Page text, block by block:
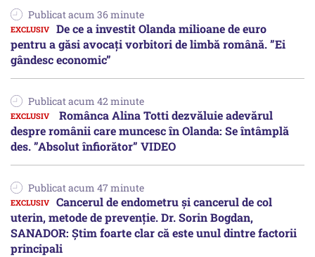
Publicat acum 36 minute
De ce a investit Olanda milioane de euro
pentru a găsi avocați vorbitori de limbă română. ”Ei
gândesc economic”
Publicat acum 42 minute
Românca Alina Totti dezvăluie adevărul
despre românii care muncesc în Olanda: Se întâmplă
des. ”Absolut înfiorător” VIDEO
Publicat acum 47 minute
Cancerul de endometru și cancerul de col
uterin, metode de prevenție. Dr. Sorin Bogdan,
SANADOR: Știm foarte clar că este unul dintre factorii
principali